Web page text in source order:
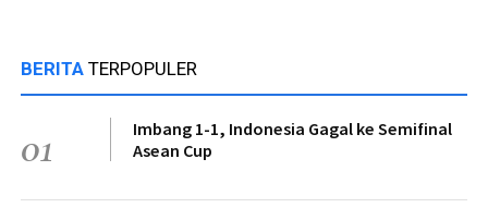
BERITA TERPOPULER
01
Imbang 1-1, Indonesia Gagal ke Semifinal
Asean Cup